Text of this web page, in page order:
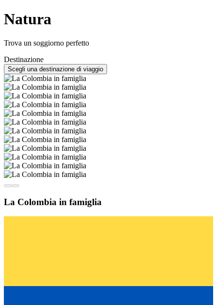
Natura
Trova un soggiorno perfetto
Destinazione
Scegli una destinazione di viaggio
La Colombia in famiglia